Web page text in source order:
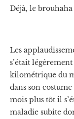
Déjà, le
Les
s’était
kilométrique du
dans son
mois plus tôt il
maladie subite